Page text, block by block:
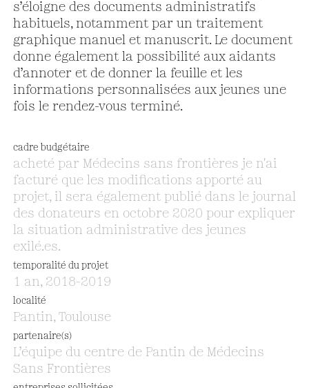
s’éloigne des documents administratifs
habituels, notamment par un traitement
graphique manuel et manuscrit. Le document
donne également la possibilité aux aidants
d’annoter et de donner la feuille et les
informations personnalisées aux jeunes une
fois le rendez-vous terminé.
cadre budgétaire
acheté par Médecins sans frontières je n'ai
facturé que les modifications apporté au
projet, il sera également publié dans le journal
des donateurs en octobre 2020 pour expliquer
la situation administrative des jeunes
exilé.es.
temporalité du projet
1 an, 2018-2019
localité
Pantin, Toulouse
partenaire(s)
L’équipe du centre de Pantin de Médecins
Sans Frontières